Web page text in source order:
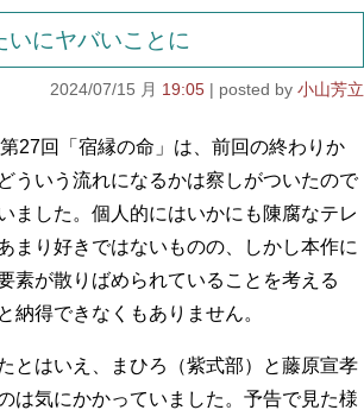
いにヤバいことに
2024/07/15 月 19:05 小山芳立
第27回「宿縁の命」は、前回の終わりか
ういう流れになるかは察しがついたので
ました。個人的にはいかにも陳腐なテレ
まり好きではないものの、しかし本作に
素が散りばめられていることを考える
納得できなくもありません。
とはいえ、まひろ（紫式部）と藤原宣孝
は気にかかっていました。予告で見た様